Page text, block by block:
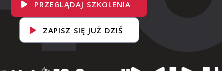
PRZEGLĄDAJ SZKOLENIA
ZAPISZ SIĘ JUŻ DZIŚ